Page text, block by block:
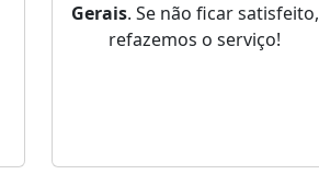
Gerais. Se não ficar satisfeito,
refazemos o serviço!